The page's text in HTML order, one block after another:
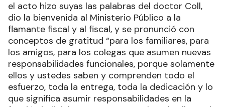
el acto hizo suyas las palabras del doctor Coll,
dio la bienvenida al Ministerio Público a la
flamante fiscal y al fiscal, y se pronunció con
conceptos de gratitud “para los familiares, para
los amigos, para los colegas que asumen nuevas
responsabilidades funcionales, porque solamente
ellos y ustedes saben y comprenden todo el
esfuerzo, toda la entrega, toda la dedicación y lo
que significa asumir responsabilidades en la